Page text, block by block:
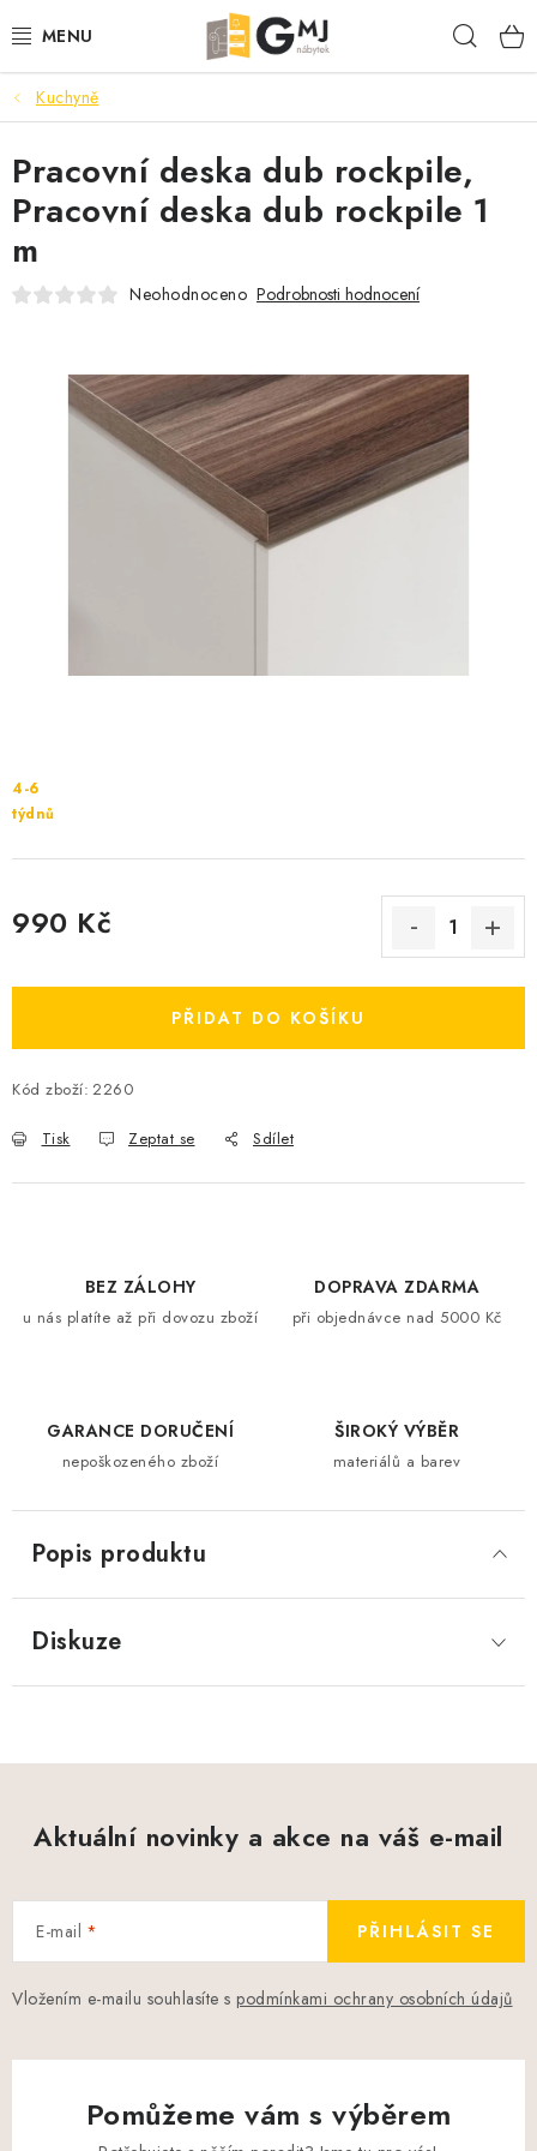
na
SEDACÍ SOUPRAVY
OBÝVACÍ POKOJ
LOŽNICE
KUCHYNĚ
Kuchyně
4-6
týdnů
990 Kč
PŘIDAT DO KOŠÍKU
Kód zboží: 2260
Tisk Zeptat se Sdílet
Pracovní deska dub rockpile,
Pracovní deska dub rockpile 1
m
Neohodnoceno Podrobnosti hodnocení
BEZ ZÁLOHY
u nás platíte až při dovozu zboží
DOPRAVA ZDARMA
při objednávce nad 5000 Kč
GARANCE DORUČENÍ
nepoškozeného zboží
ŠIROKÝ VÝBĚR
materiálů a barev
Popis produktu
Diskuze
Aktuální novinky a akce na váš e-mail
E-mail
Vložením e-mailu souhlasíte s podmínkami ochrany osobních údajů
PŘIHLÁSIT SE
Pomůžeme vám s výběrem